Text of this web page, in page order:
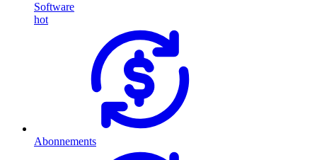
Software
hot
Abonnements